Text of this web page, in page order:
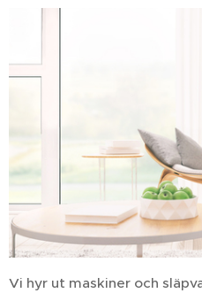
Vi hyr ut maskiner och